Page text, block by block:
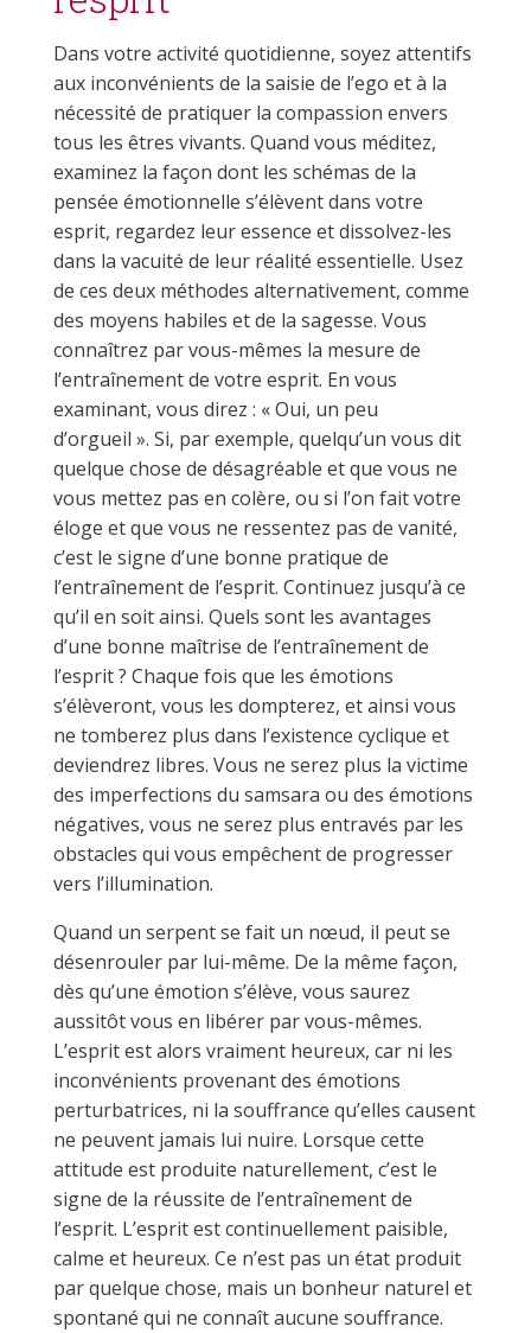
Dans votre activité quotidienne, soyez attentifs
aux inconvénients de la saisie de l’ego et à la
nécessité de pratiquer la compassion envers
tous les êtres vivants. Quand vous méditez,
examinez la façon dont les schémas de la
pensée émotionnelle s’élèvent dans votre
esprit, regardez leur essence et dissolvez-les
dans la vacuité de leur réalité essentielle. Usez
de ces deux méthodes alternativement, comme
des moyens habiles et de la sagesse. Vous
connaîtrez par vous-mêmes la mesure de
l’entraînement de votre esprit. En vous
examinant, vous direz : « Oui, un peu
d’orgueil ». Si, par exemple, quelqu’un vous dit
quelque chose de désagréable et que vous ne
vous mettez pas en colère, ou si l’on fait votre
éloge et que vous ne ressentez pas de vanité,
c’est le signe d’une bonne pratique de
l’entraînement de l’esprit. Continuez jusqu’à ce
qu’il en soit ainsi. Quels sont les avantages
d’une bonne maîtrise de l’entraînement de
l’esprit ? Chaque fois que les émotions
s’élèveront, vous les dompterez, et ainsi vous
ne tomberez plus dans l’existence cyclique et
deviendrez libres. Vous ne serez plus la victime
des imperfections du samsara ou des émotions
négatives, vous ne serez plus entravés par les
obstacles qui vous empêchent de progresser
vers l’illumination.
Quand un serpent se fait un nœud, il peut se
désenrouler par lui-même. De la même façon,
dès qu’une émotion s’élève, vous saurez
aussitôt vous en libérer par vous-mêmes.
L’esprit est alors vraiment heureux, car ni les
inconvénients provenant des émotions
perturbatrices, ni la souffrance qu’elles causent
ne peuvent jamais lui nuire. Lorsque cette
attitude est produite naturellement, c’est le
signe de la réussite de l’entraînement de
l’esprit. L’esprit est continuellement paisible,
calme et heureux. Ce n’est pas un état produit
par quelque chose, mais un bonheur naturel et
spontané qui ne connaît aucune souffrance.